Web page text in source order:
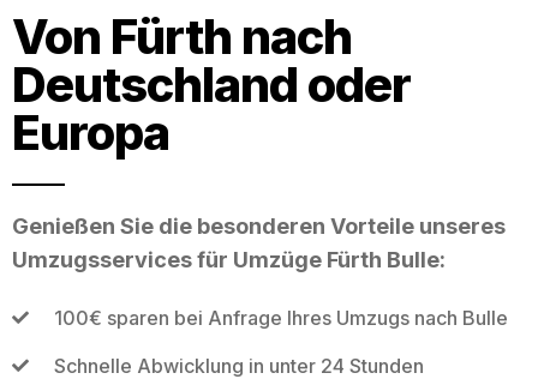
Von Fürth nach
Deutschland oder
Europa
Genießen Sie die besonderen Vorteile unseres
Umzugsservices für Umzüge Fürth Bulle:
100€ sparen bei Anfrage Ihres Umzugs nach Bulle
Schnelle Abwicklung in unter 24 Stunden